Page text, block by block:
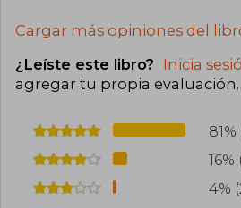
Cargar más opiniones del
¿Leíste este libro? Inicia
agregar tu propia evaluación.
81%
16%
4%